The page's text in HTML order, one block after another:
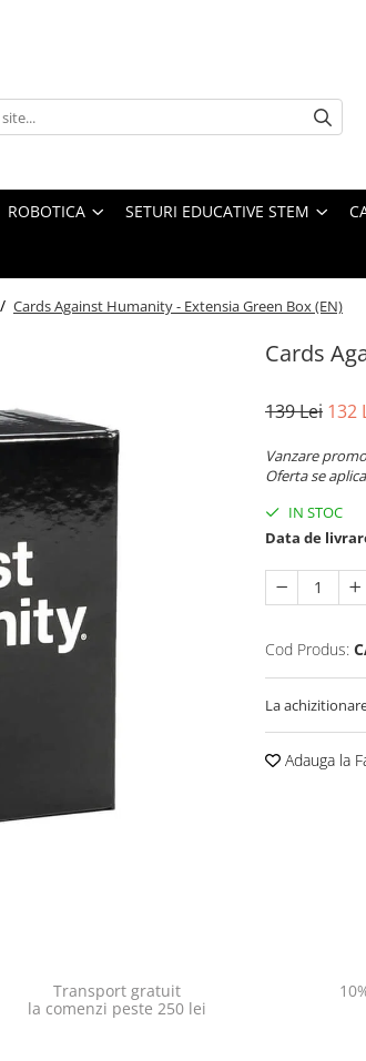
ROBOTICA SETURI EDUCATIVE STEM
Cards Against Humanity - Extensia Green Box (EN)
Cards
139 Lei 132
Vanzare
Oferta se
IN STOC
Data de
Cod Produs:
La
Adauga la
Transport gratuit
la comenzi peste 250 lei